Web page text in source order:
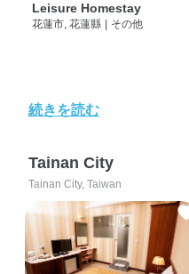
Leisure Homestay
花蓮市, 花蓮縣 その他
続きを読む
Tainan City
Tainan City, Taiwan